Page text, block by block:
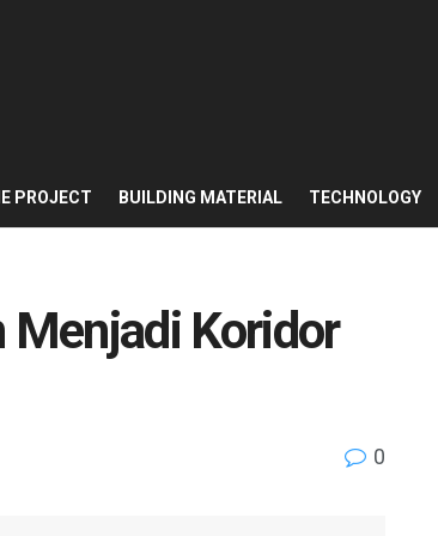
PROJECT BUILDING MATERIAL TECHNOLOGY
Menjadi Koridor
0